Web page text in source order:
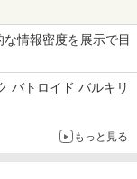
験とコラボの楽しさを
な情報密度を展示で目
バトロイド バルキリ
もっと見る